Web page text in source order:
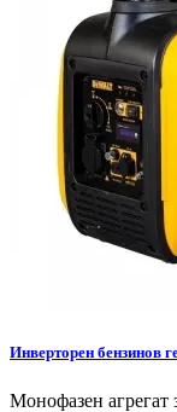
Инверторен бензинов
Монофазен агрегат